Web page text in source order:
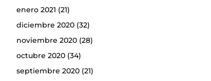
enero 2021 (21)
diciembre 2020(32)
noviembre 2020(28)
octubre 2020(34)
septiembre 2020(21)